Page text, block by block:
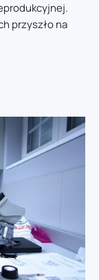
przyszło na